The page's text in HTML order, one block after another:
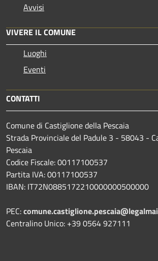
Avvisi
VIVERE IL COMUNE
Luoghi
Eventi
CONTATTI
Comune di Castiglione della Pescaia
Strada Provinciale del Padule 3 - 58043 -
Pescaia
Codice Fiscale: 00117100537
Partita IVA: 00117100537
IBAN: IT72N0885172210000000500000
PEC:
Centralino Unico: +39 0564 927111